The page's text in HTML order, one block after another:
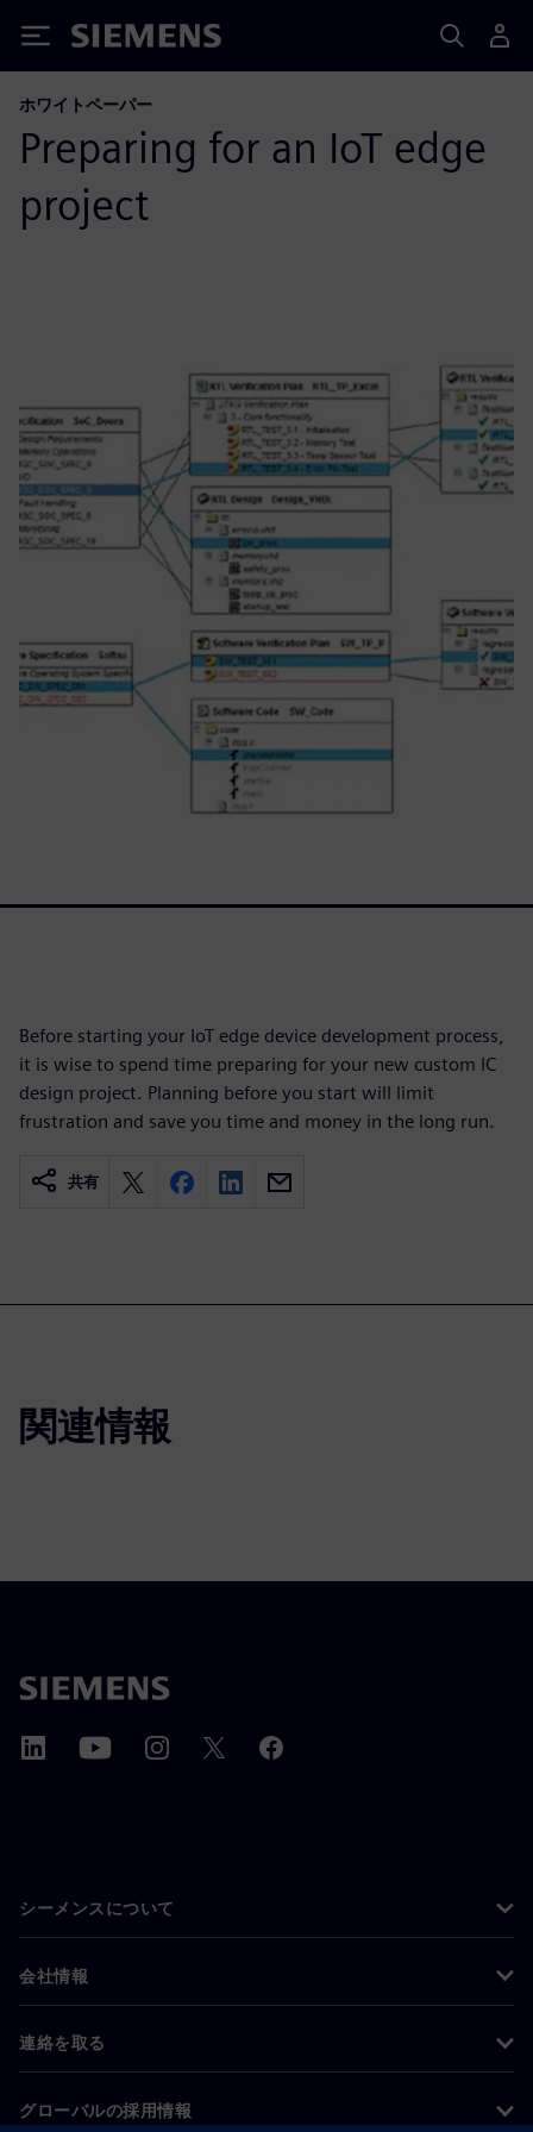
Siemens
ホワイトペーパー
Preparing for an IoT edge
project
Before starting your IoT edge device development process,
it is wise to spend time preparing for your new custom IC
design project. Planning before you start will limit
frustration and save you time and money in the long run.
共有
関連情報
シーメンスについて
会社情報
連絡を取る
グローバルの採用情報